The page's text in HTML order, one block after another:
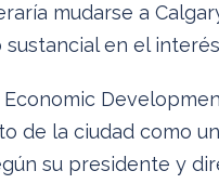
mudarse a
en el
Economic
de la ciudad como
su presidente y